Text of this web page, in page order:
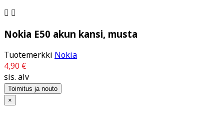
 
Nokia E50 akun kansi, musta
Tuotemerkki Nokia
4,90 €
sis. alv
Toimitus ja nouto
×